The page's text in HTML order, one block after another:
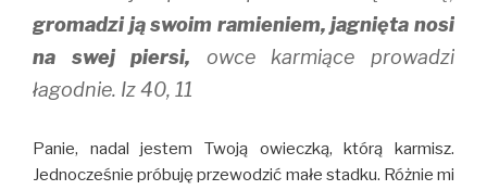
gromadzi ją swoim ramieniem, jagnięta nosi
na swej piersi, owce karmiące prowadzi
łagodnie. Iz 40, 11
Panie, nadal jestem Twoją owieczką, którą karmisz.
Jednocześnie próbuję przewodzić małe stadku. Różnie mi